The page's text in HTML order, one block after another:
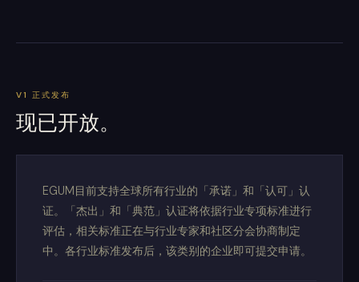
V1 正式发布
现已开放。
EGUM目前支持全球所有行业的「承诺」和「认可」认
证。「杰出」和「典范」认证将依据行业专项标准进行
评估，相关标准正在与行业专家和社区分会协商制定
中。各行业标准发布后，该类别的企业即可提交申请。